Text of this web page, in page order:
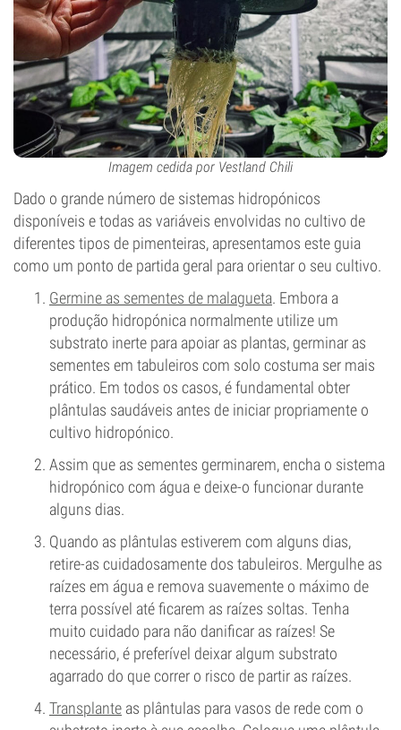
Imagem cedida por Vestland Chili
Dado o grande número de sistemas hidropónicos
disponíveis e todas as variáveis envolvidas no cultivo de
diferentes tipos de pimenteiras, apresentamos este guia
como um ponto de partida geral para orientar o seu cultivo.
Germine as sementes de malagueta. Embora a
produção hidropónica normalmente utilize um
substrato inerte para apoiar as plantas, germinar as
sementes em tabuleiros com solo costuma ser mais
prático. Em todos os casos, é fundamental obter
plântulas saudáveis antes de iniciar propriamente o
cultivo hidropónico.
Assim que as sementes germinarem, encha o sistema
hidropónico com água e deixe-o funcionar durante
alguns dias.
Quando as plântulas estiverem com alguns dias,
retire-as cuidadosamente dos tabuleiros. Mergulhe as
raízes em água e remova suavemente o máximo de
terra possível até ficarem as raízes soltas. Tenha
muito cuidado para não danificar as raízes! Se
necessário, é preferível deixar algum substrato
agarrado do que correr o risco de partir as raízes.
Transplante as plântulas para vasos de rede com o